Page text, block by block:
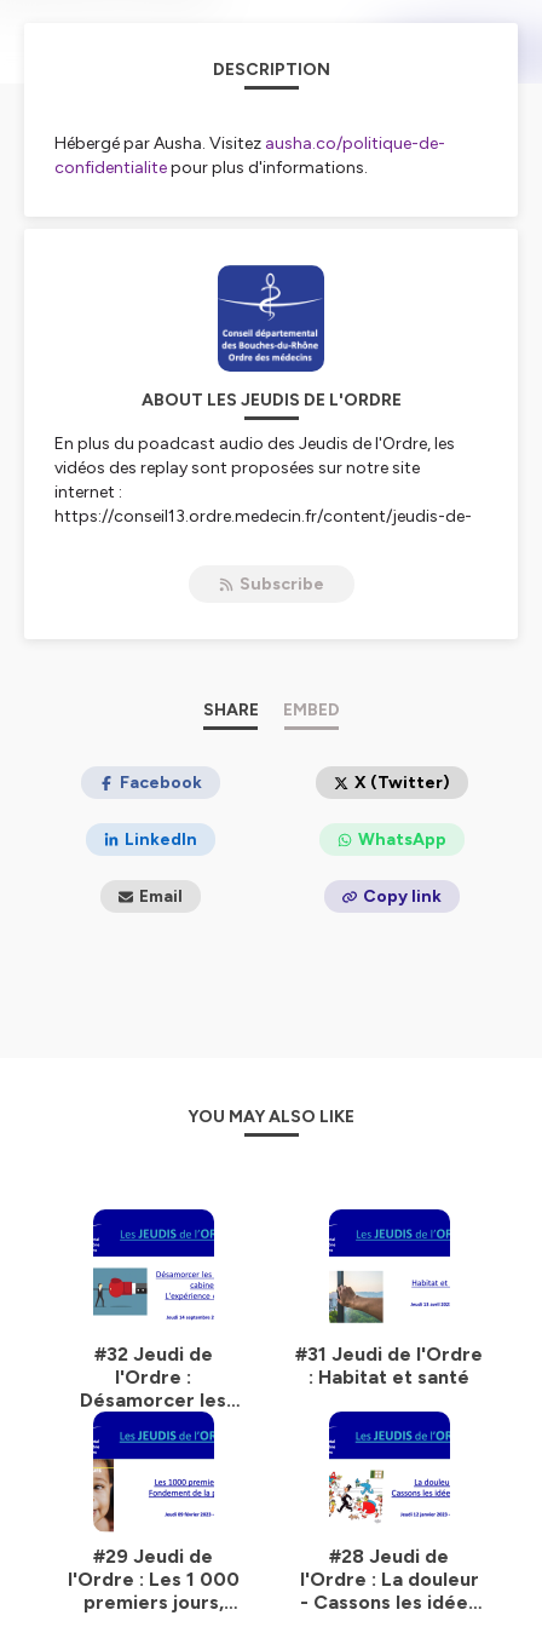
DESCRIPTION
Hébergé par Ausha. Visitez ausha.co/politique-de-
confidentialitepour plus d'informations.
ABOUT LES JEUDIS DE L'ORDRE
En plus du poadcast audio des Jeudis de l'Ordre, les
vidéos des replay sont proposées sur notre site
internet :
https://conseil13.ordre.medecin.fr/content/jeudis-de-
Hébergé par Ausha. Visitezausha.co/politique-de-
Subscribe
SHARE EMBED
Facebook X (Twitter)
LinkedIn WhatsApp
Email Copy link
YOU MAY ALSO LIKE
#32 Jeudi de
l'Ordre :
Désamorcer les
conflits au cabinet -
L'expérience du
#31 Jeudi de l'Ordre
: Habitat et santé
#29 Jeudi de
l'Ordre : Les 1 000
premiers jours,
#28 Jeudi de
l'Ordre : La douleur
- Cassons les idées